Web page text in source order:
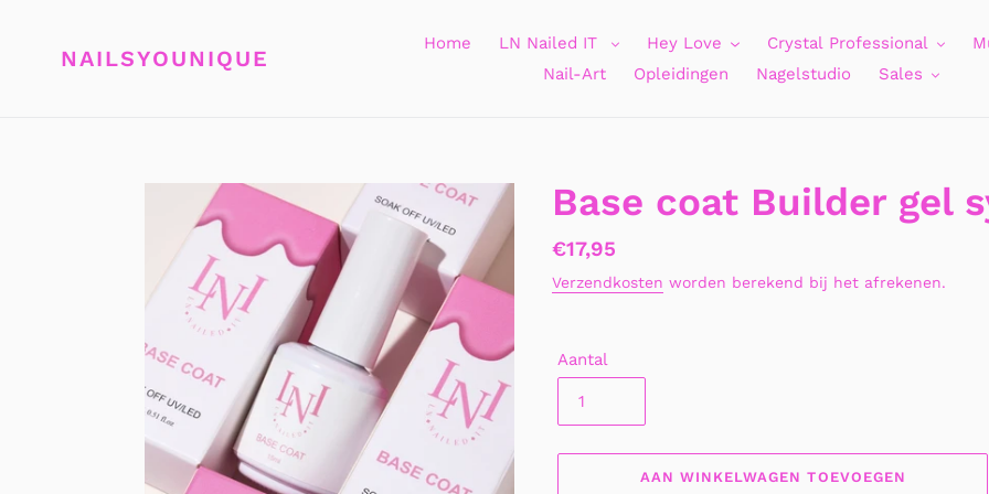
NAILSYOUNIQUE
Home LN Nailed IT Hey Love Crystal Professional
Nail-Art
Opleidingen Nagelstudio Sales
Base coat Builder gel
Normale
prijs
€17,95
Verzendkosten worden berekend bij het afrekenen.
Aantal
AAN WINKELWAGEN TOEVOEGEN